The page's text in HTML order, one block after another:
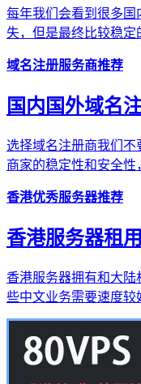
每年我们会看到很多国
失，但是最终比较稳定
域名注册服务商推荐
国内国外域名
选择域名注册商我们
商家的稳定性和安全性
香港优秀服务器推荐
香港服务器租
香港服务器拥有和大
些中文业务需要速度较